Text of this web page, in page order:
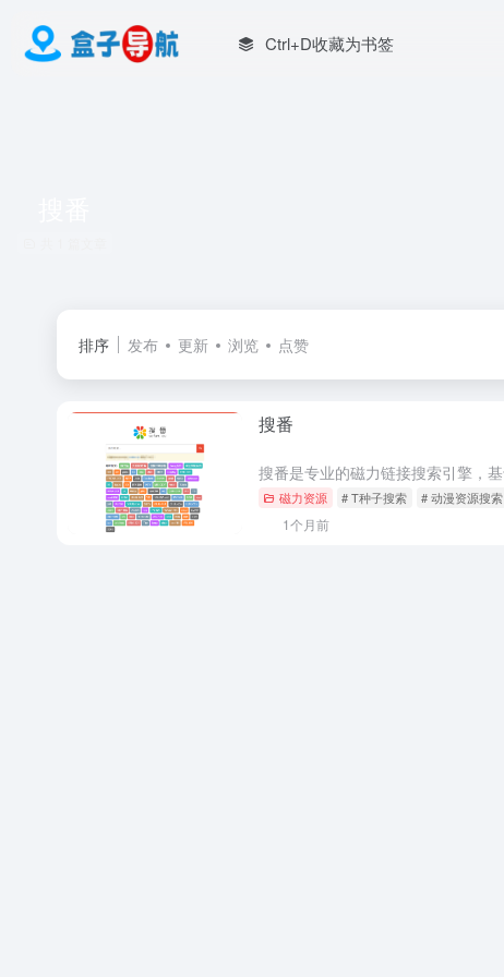
Ctrl+D收藏为书签
排序 发布 更新 浏览 点赞
搜番
磁力资源 # T种子搜索 # 动漫资源搜索
1个月前